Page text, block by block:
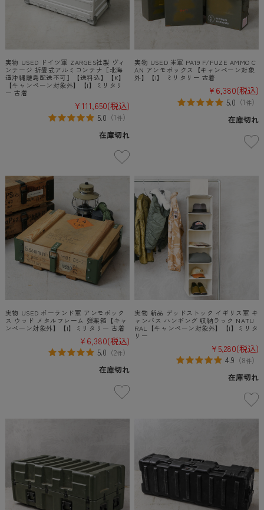
実物 USED ドイツ軍 ZARGES社製 ヴィ
ンテージ 折畳式アルミコンテナ［北海
道沖縄離島配送不可］【送料込】【K】
【キャンペーン対象外】【I】ミリタリ
ー 古着
¥111,650(税込)
5.0 （1件）
在庫切れ
実物 USED 米軍 PA19 F/FUZE AMMO C
AN アンモボックス【キャンペーン対象
外】【I】 ミリタリー 古着
¥6,380(税込)
5.0 （1件）
在庫切れ
実物 USED ポーランド軍 アンモボック
ス ウッド メタルフレーム 弾薬箱【キャ
ンペーン対象外】【I】ミリタリー 古着
¥6,380(税込)
5.0 （2件）
在庫切れ
実物 新品 デッドストック イギリス軍 キ
ャンバス ハンギング 収納ラック NATU
RAL【キャンペーン対象外】【I】ミリタ
リー
¥5,280(税込)
4.9 （8件）
在庫切れ